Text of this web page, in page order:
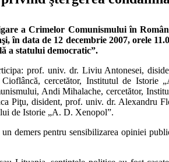
a Crimelor Comunismului în
în data de 12 decembrie 2007, orele
a statului democratic”.
prof. univ. dr. Liviu Antonesei,
cercetător, Institutul de
Andi Mihalache, cercetător,
Piţu, disident, prof. univ. dr. Alexandru
de Istorie „A. D. Xenopol”.
demers pentru sensibilizarea opiniei